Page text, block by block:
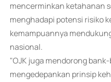
mencerminkan ketahanan
menghadapi potensi risiko
kemampuannya
nasional.
"OJK juga mendorong
mengedepankan prinsip